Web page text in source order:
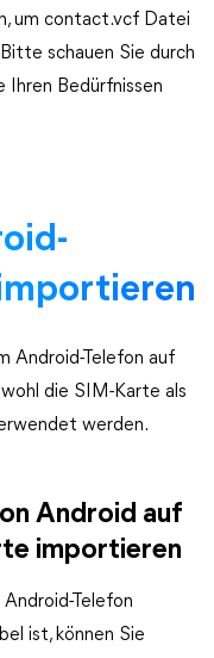
um contact.vcf Datei
schauen Sie durch
Ihren Bedürfnissen
Android-Telefon auf
die SIM-Karte als
werden.
Android auf
importieren
Telefon
ist, können Sie